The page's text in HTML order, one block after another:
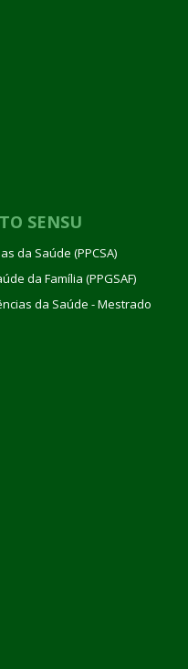
SENSU
da Saúde (PPCSA)
da Família (PPGSAF)
da Saúde - Mestrado